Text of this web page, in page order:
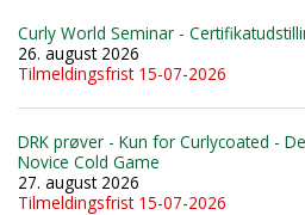
Curly World Seminar -
26. august 2026
Tilmeldingsfrist 15-07-2026
DRK prøver - Kun for Curlycoated -
Novice Cold Game
27. august 2026
Tilmeldingsfrist 15-07-2026